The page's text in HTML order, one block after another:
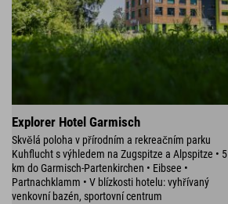
Explorer Hotel Garmisch
Skvělá poloha v přírodním a rekreačním parku
Kuhflucht s výhledem na Zugspitze a Alpspitze • 5
km do Garmisch-Partenkirchen • Eibsee •
Partnachklamm • V blízkosti hotelu: vyhřívaný
venkovní bazén, sportovní centrum